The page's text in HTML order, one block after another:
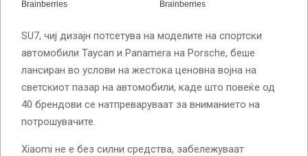
SU7, чиј дизајн потсетува на моделите на спортски
автомобили Taycan и Panamera на Porsche, беше
лансиран во услови на жестока ценовна војна на
светскиот пазар на автомобили, каде што повеќе од
40 брендови се натпреваруваат за вниманието на
потрошувачите.
Xiaomi не е без силни средства, забележуваат